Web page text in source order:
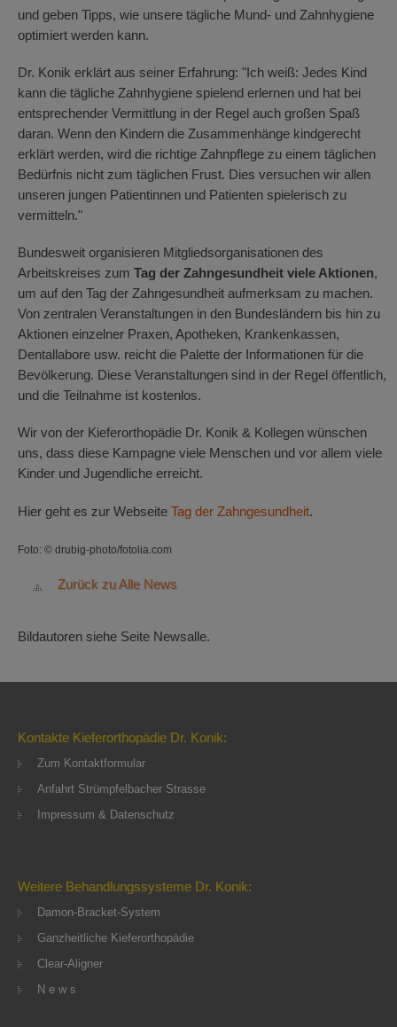
und geben Tipps, wie unsere tägliche Mund- und Zahnhygiene
optimiert werden kann.
Dr. Konik erklärt aus seiner Erfahrung: "Ich weiß: Jedes Kind
kann die tägliche Zahnhygiene spielend erlernen und hat bei
entsprechender Vermittlung in der Regel auch großen Spaß
daran. Wenn den Kindern die Zusammenhänge kindgerecht
erklärt werden, wird die richtige Zahnpflege zu einem täglichen
Bedürfnis nicht zum täglichen Frust. Dies versuchen wir allen
unseren jungen Patientinnen und Patienten spielerisch zu
vermitteln."
Bundesweit organisieren Mitgliedsorganisationen des
Arbeitskreises zum Tag der Zahngesundheit viele Aktionen,
um auf den Tag der Zahngesundheit aufmerksam zu machen.
Von zentralen Veranstaltungen in den Bundesländern bis hin zu
Aktionen einzelner Praxen, Apotheken, Krankenkassen,
Dentallabore usw. reicht die Palette der Informationen für die
Bevölkerung. Diese Veranstaltungen sind in der Regel öffentlich,
und die Teilnahme ist kostenlos.
Wir von der Kieferorthopädie Dr. Konik & Kollegen wünschen
uns, dass diese Kampagne viele Menschen und vor allem viele
Kinder und Jugendliche erreicht.
Hier geht es zur Webseite Tag der Zahngesundheit.
Foto: © drubig-photo/fotolia.com
Zurück zu Alle News
Bildautoren siehe Seite Newsalle.
Kontakte Kieferorthopädie Dr. Konik:
Zum Kontaktformular
Anfahrt Strümpfelbacher Strasse
Impressum & Datenschutz
Weitere Behandlungssysteme Dr. Konik:
Damon-Bracket-System
Ganzheitliche Kieferorthopädie
Clear-Aligner
N e w s